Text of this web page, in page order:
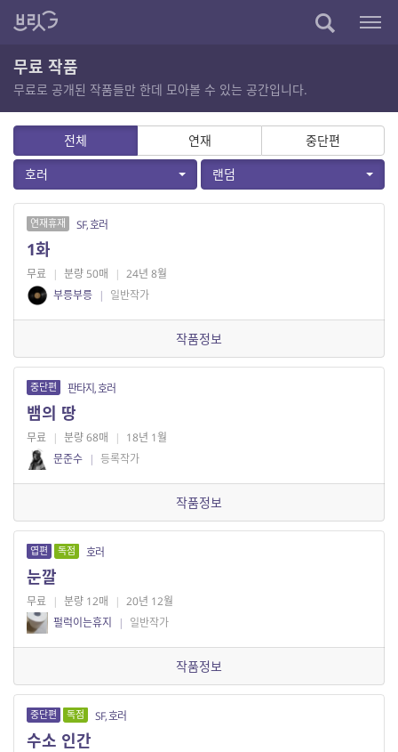
무료 작품
무료로 공개된 작품들만 한데 모아볼 수 있는 공간입니다.
전체 연재
중단편
호러
랜덤
연재휴재 SF, 호러
1화
무료 | 분량 50매 | 24년 8월
부릉부릉 | 일반작가
작품정보
중단편 판타지, 호러
뱀의 땅
무료 | 분량 68매 | 18년 1월
문준수 | 등록작가
작품정보
엽편 독점 호러
눈깔
무료 | 분량 12매 | 20년 12월
펄럭이는휴지
| 일반작가
작품정보
중단편 독점 SF, 호러
수소 인간